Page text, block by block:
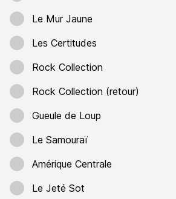
Le Mur Jaune
Les Certitudes
Rock Collection
Rock Collection (retour)
Gueule de Loup
Le Samouraï
Amérique Centrale
Le Jeté Sot